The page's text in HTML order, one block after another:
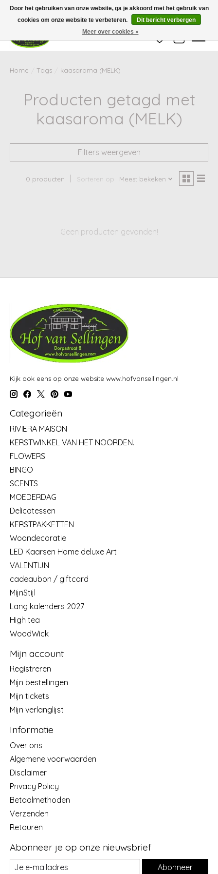
Wij zijn gesloten van 24 december tot en met 25 januari. Houd er rekening mee
dat de levertijd van uw bestelling in deze periode langer kan zijn dan
gebruikelijk.
Verlanglijst
Home Tags kaasaroma (MELK)
Producten getagd met
kaasaroma (MELK)
Filters weergeven
0 producten Sorteren op Meest bekeken
Geen producten gevonden!
Kijk ook eens op onze website www.hofvansellingen.nl
Categorieën
RIVIERA MAISON
KERSTWINKEL VAN HET NOORDEN.
FLOWERS
BINGO
SCENTS
MOEDERDAG
Delicatessen
KERSTPAKKETTEN
Woondecoratie
LED Kaarsen Home deluxe Art
VALENTIJN
cadeaubon / giftcard
MijnStijl
Lang kalenders 2027
High tea
WoodWick
Mijn account
Registreren
Mijn bestellingen
Mijn tickets
Mijn verlanglijst
Informatie
Over ons
Algemene voorwaarden
Disclaimer
Privacy Policy
Betaalmethoden
Verzenden
Retouren
Abonneer je op onze nieuwsbrief
Abonneer
Door het gebruiken van onze website, ga je akkoord met het gebruik van
cookies om onze website te verbeteren.
Dit bericht verbergen
Meer over cookies »